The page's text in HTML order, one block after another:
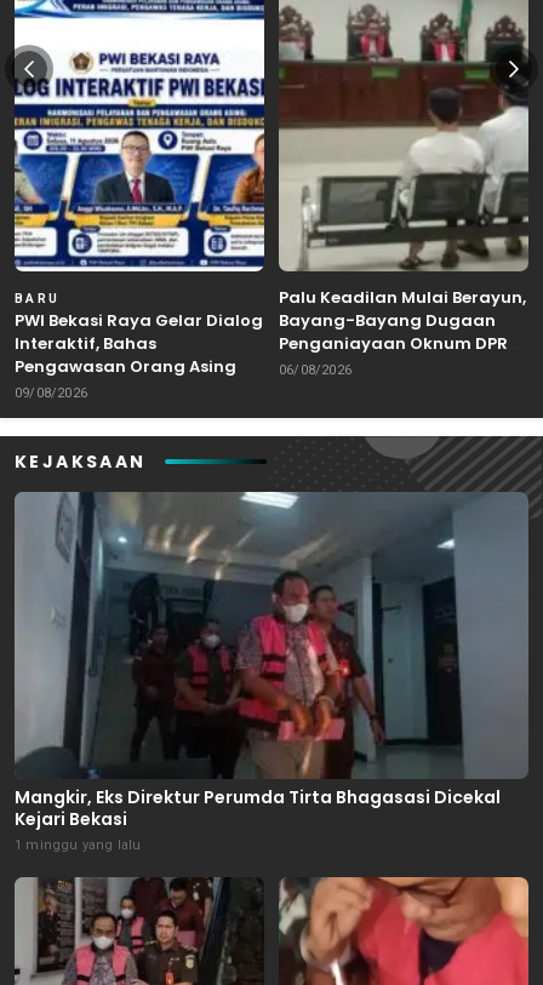
BARU
PWI Bekasi Raya Gelar Dialog
Interaktif, Bahas
Pengawasan Orang Asing
dan Tenaga Kerja
09/08/2026
Palu Keadilan Mulai Berayun,
Bayang-Bayang Dugaan
Penganiayaan Oknum DPRD
Bekasi Masuk Meja Hijau
06/08/2026
KEJAKSAAN
Mangkir, Eks Direktur Perumda Tirta Bhagasasi Dicekal
Kejari Bekasi
1 minggu yang lalu